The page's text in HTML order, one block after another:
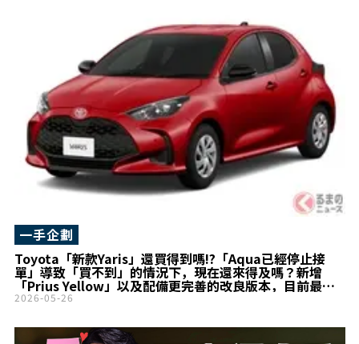
Toyota「新款Yaris」還買得到嗎!?「Aqua已經停止接
單」導致「買不到」的情況下，現在還來得及嗎？新增
「Prius Yellow」以及配備更完善的改良版本，目前最新
交車期狀況如何？
一手企劃
2026-05-26